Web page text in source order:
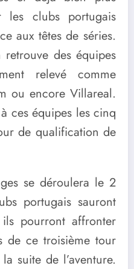
clubs portugais
aux têtes de séries.
des équipes
relevé comme
ou encore Villareal.
ces équipes les cinq
de qualification de
se déroulera le 2
portugais sauront
pourront affronter
de ce troisième tour
suite de l’aventure.